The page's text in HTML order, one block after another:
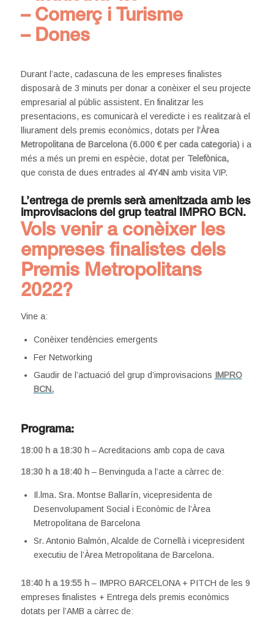
– Comerç i Turisme
– Dones
Durant l’acte, cadascuna de les empreses finalistes
disposarà de 3 minuts per donar a conèixer el seu projecte
empresarial al públic assistent. En finalitzar les
presentacions, es comunicarà el veredicte i es realitzarà el
lliurament dels premis econòmics, dotats per l’Àrea
Metropolitana de Barcelona(6.000 € per cada categoria) i a
més a més un premi en espècie, dotat per Telefònica,
que consta de dues entrades al 4Y4Namb visita VIP.
L’entrega de premis serà amenitzada amb les
improvisacions del grup teatral
IMPRO BCN.
Vols venir a conèixer les
empreses finalistes dels
Premis Metropolitans
2022?
Vine a:
Conèixer tendències emergents
Fer Networking
Gaudir de l’actuació del grup d’improvisacions IMPRO
BCN.
Programa:
18:00 h a 18:30 h– Acreditacions amb copa de cava
18:30 h a 18:40 h– Benvinguda a l’acte a càrrec de:
Il.lma. Sra. Montse Ballarín, vicepresidenta de
Desenvolupament Social i Econòmic de l’Àrea
Metropolitana de Barcelona
Sr. Antonio Balmón, Alcalde de Cornellà i vicepresident
executiu de l’Àrea Metropolitana de Barcelona.
18:40 h a 19:55 h– IMPRO BARCELONA + PITCH de les 9
empreses finalistes + Entrega dels premis econòmics
dotats per l’AMB a càrrec de: